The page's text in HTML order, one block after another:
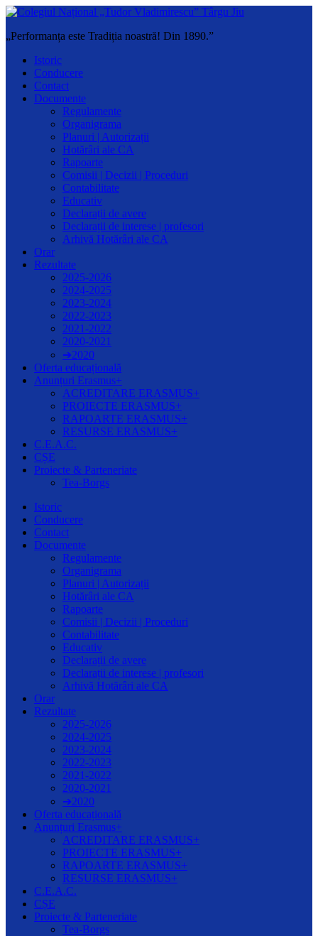
„Performanța este Tradiția noastră! Din 1890.”
Istoric
Conducere
Contact
Documente
Regulamente
Organigrama
Planuri | Autorizații
Hotărâri ale CA
Rapoarte
Comisii | Decizii | Proceduri
Contabilitate
Educativ
Declarații de avere
Declarații de interese | profesori
Arhivă Hotărâri ale CA
Orar
Rezultate
2025-2026
2024-2025
2023-2024
2022-2023
2021-2022
2020-2021
➔2020
Oferta educațională
Anunțuri Erasmus+
ACREDITARE ERASMUS+
PROIECTE ERASMUS+
RAPOARTE ERASMUS+
RESURSE ERASMUS+
C.E.A.C.
CȘE
Proiecte & Parteneriate
Tea-Borgs
Istoric
Conducere
Contact
Documente
Regulamente
Organigrama
Planuri | Autorizații
Hotărâri ale CA
Rapoarte
Comisii | Decizii | Proceduri
Contabilitate
Educativ
Declarații de avere
Declarații de interese | profesori
Arhivă Hotărâri ale CA
Orar
Rezultate
2025-2026
2024-2025
2023-2024
2022-2023
2021-2022
2020-2021
➔2020
Oferta educațională
Anunțuri Erasmus+
ACREDITARE ERASMUS+
PROIECTE ERASMUS+
RAPOARTE ERASMUS+
RESURSE ERASMUS+
C.E.A.C.
CȘE
Proiecte & Parteneriate
Tea-Borgs